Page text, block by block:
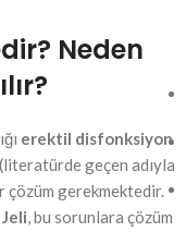
Neden
erektil disfonksiyon
geçen adıyla
çözüm gerekmektedir.
, bu sorunlara çözüm